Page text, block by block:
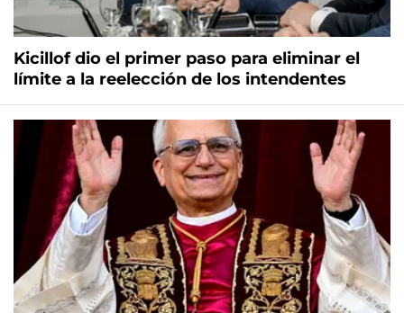
Kicillof dio el primer paso para eliminar el
límite a la reelección de los intendentes